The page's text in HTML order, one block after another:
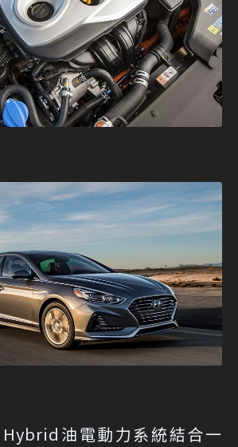
油電動力系統結合一